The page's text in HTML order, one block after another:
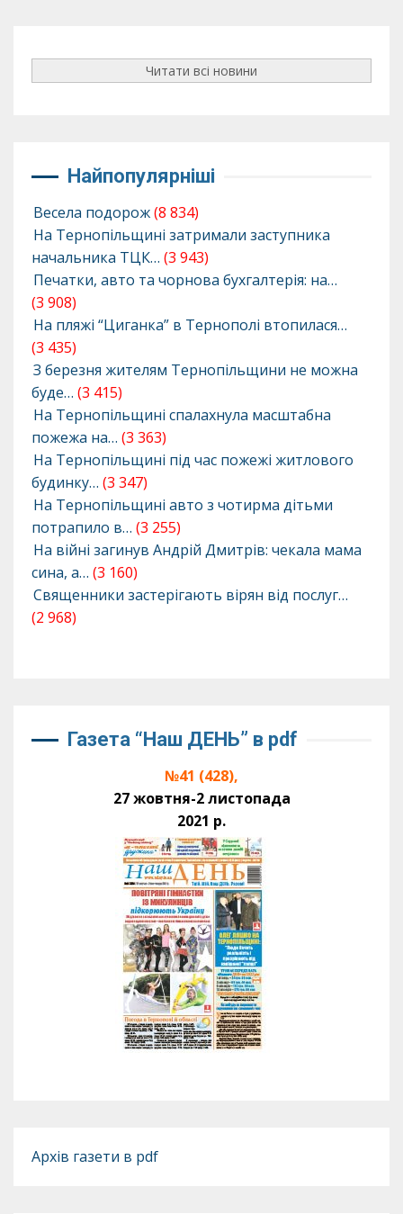
Читати всі новини
Найпопулярніші
Весела подорож(8 834)
На Тернопільщині затримали заступника
начальника ТЦК… (3 943)
Печатки, авто та чорнова бухгалтерія: на…
(3 908)
На пляжі “Циганка” в Тернополі втопилася…
(3 435)
З березня жителям Тернопільщини не можна
буде… (3 415)
На Тернопільщині спалахнула масштабна
пожежа на… (3 363)
На Тернопільщині під час пожежі житлового
будинку… (3 347)
На Тернопільщині авто з чотирма дітьми
потрапило в… (3 255)
На війні загинув Андрій Дмитрів: чекала мама
сина, а… (3 160)
Священники застерігають вірян від послуг…
(2 968)
Газета “Наш ДЕНЬ” в pdf
№41 (428),
27 жовтня-2 листопада
2021 р.
Архів газети в pdf